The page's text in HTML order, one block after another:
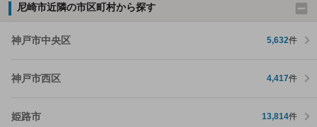
尼崎市近隣の市区町村から探す
神戸市中央区 5,632件
神戸市西区 4,417件
姫路市 13,814件